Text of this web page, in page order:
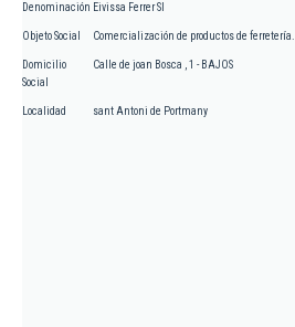
Denominación Eivissa Ferrer Sl
Objeto Social Comercialización de productos de ferretería.
Domicilio
Social
Calle de joan Bosca , 1 - BAJOS
Localidad sant Antoni de Portmany